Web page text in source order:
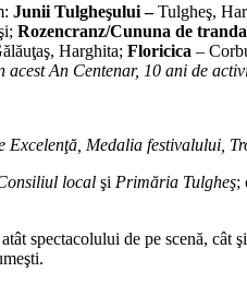
Junii Tulgheşului –Tulgheş,
Rozencranz/Cununa de
Harghita; Floricica –
acest An Centenar, 10 ani de
Medalia festivalului,
local şi Primăria Tulgheş;
spectacolului de pe scenă,